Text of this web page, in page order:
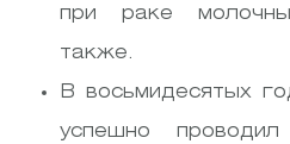
при раке
также.
В восьмидесятых
успешно